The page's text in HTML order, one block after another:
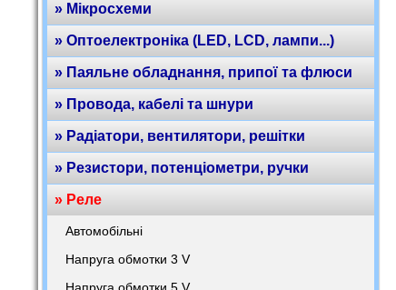
» Мікросхеми
» Оптоелектроніка (LED, LCD, лампи...)
» Паяльне обладнання, припої та флюси
» Провода, кабелі та шнури
» Радіатори, вентилятори, решітки
» Резистори, потенціометри, ручки
» Реле
Автомобільні
Напруга обмотки 3 V